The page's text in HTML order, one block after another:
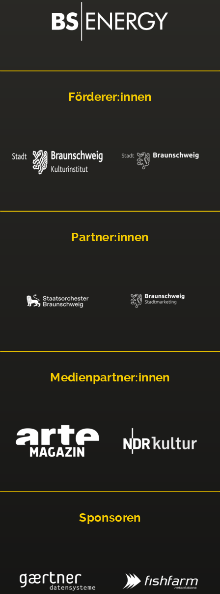
Förderer:innen
Partner:innen
Medienpartner:innen
Sponsoren